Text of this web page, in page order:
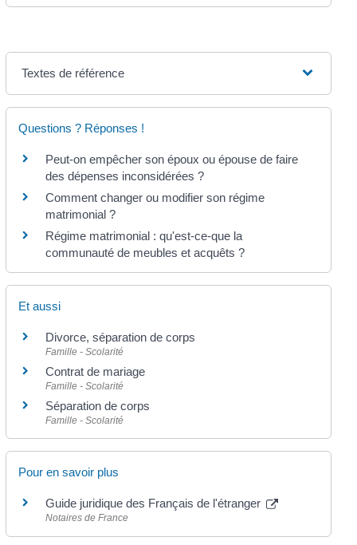
Textes de référence
Questions ? Réponses !
Peut-on empêcher son époux ou épouse de faire
des dépenses inconsidérées ?
Comment changer ou modifier son régime
matrimonial ?
Régime matrimonial : qu'est-ce-que la
communauté de meubles et acquêts ?
Et aussi
Divorce, séparation de corps
Famille - Scolarité
Contrat de mariage
Famille - Scolarité
Séparation de corps
Famille - Scolarité
Pour en savoir plus
Guide juridique des Français de l'étranger
Notaires de France